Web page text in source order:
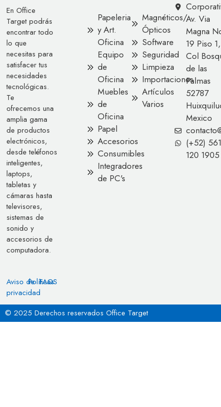
En Office
Target podrás
encontrar todo
lo que
necesitas para
satisfacer tus
necesidades
tecnológicas.
Te
ofrecemos una
amplia gama
de productos
electrónicos,
desde teléfonos
inteligentes,
laptops,
tabletas y
cámaras hasta
televisores,
sistemas de
sonido y
accesorios de
computadora.
Aviso de
privacidad
Políticas
FAQS
Papeleria
y Art.
Oficina
Equipo
de
Oficina
Muebles
de
Oficina
Papel
Accesorios
Consumibles
Integradores
de PC's
Magnéticos/
Ópticos
Software
Seguridad
Limpieza
Importaciones
Artículos
Varios
Av. Via
Magna
19 Piso 1,
Col
de las
Palmas
52787
Mexico
(+52) 561
120 1905
© 2025 Derechos reservados Office Target